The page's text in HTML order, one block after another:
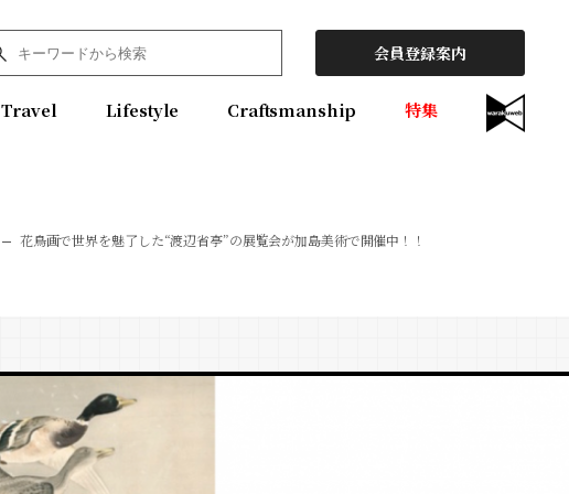
会員登録案内
Travel Lifestyle Craftsmanship 特集
花鳥画で世界を魅了した“渡辺省亭”の展覧会が加島美術で開催中！！